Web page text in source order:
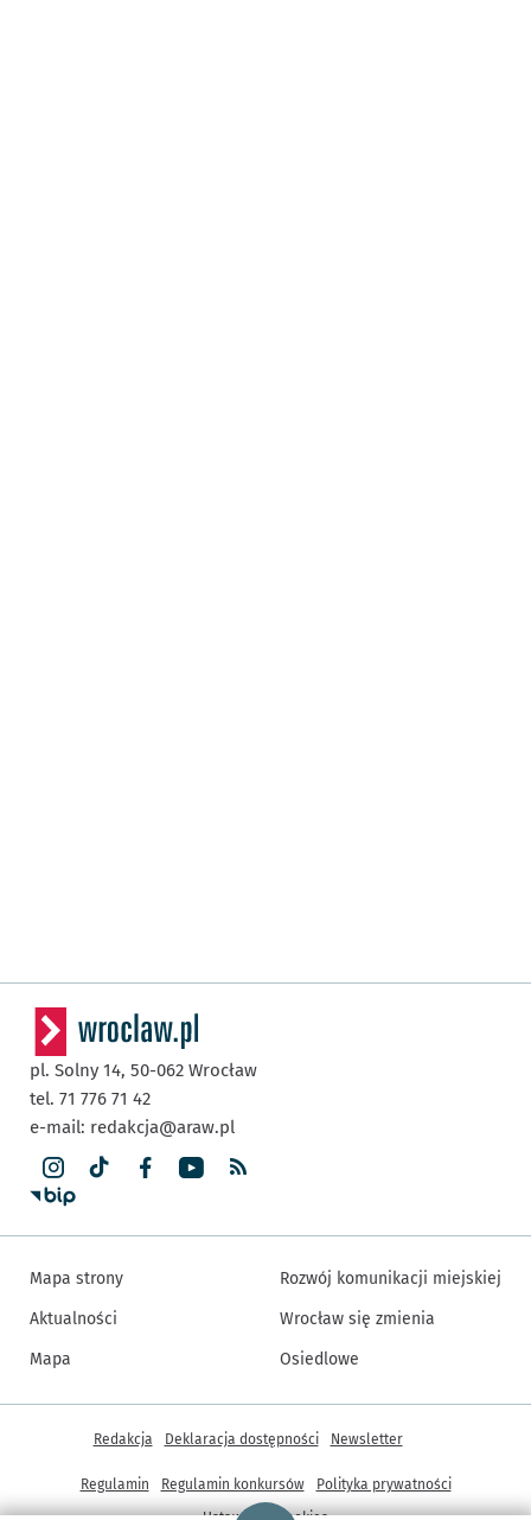
Strona główna - wroclaw.pl
pl. Solny 14, 50-062 Wrocław
tel. 71 776 71 42
e-mail: redakcja@araw.pl
Mapa strony
Aktualności
Mapa
Rozwój komunikacji miejskiej
Wrocław się zmienia
Osiedlowe
Inne informacje
Redakcja Deklaracja dostępności Newsletter
Regulamin Regulamin konkursów
Polityka prywatności